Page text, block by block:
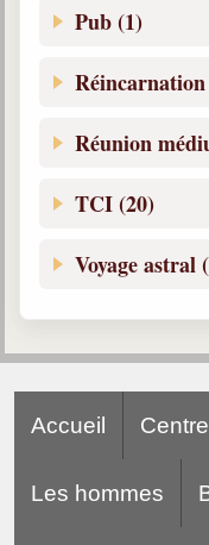
Pub (1)
Réunion
TCI (20)
Voyage astral
Accueil Centre
Les hommes